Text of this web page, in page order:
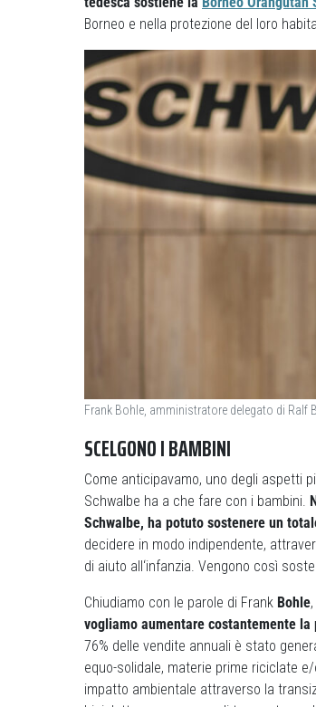
Borneo e nella protezione del loro
Frank Bohle, amministratore delegato di Ralf
SCELGONO I BAMBINI
Come anticipavamo, uno degli aspetti
Schwalbe ha a che fare con i bambini.
Schwalbe, ha potuto sostenere un
decidere in modo indipendente,
di aiuto all‘infanzia. Vengono così
Chiudiamo con le parole di Frank Bohle
vogliamo aumentare costantemente
76% delle vendite annuali è stato
equo-solidale, materie prime riciclate
impatto ambientale attraverso la